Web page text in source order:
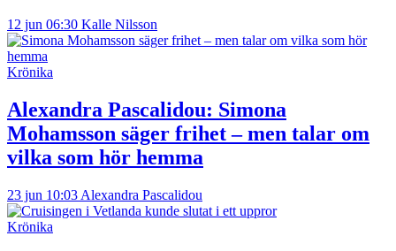
12 jun 06:30 Kalle Nilsson
Krönika
Alexandra Pascalidou: Simona
Mohamsson säger frihet – men talar om
vilka som hör hemma
23 jun 10:03 Alexandra Pascalidou
Krönika